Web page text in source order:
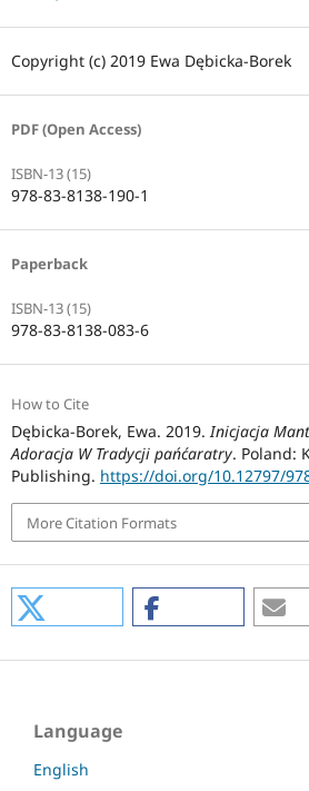
Copyright (c) 2019 Ewa Dębicka-Borek
PDF (Open Access)
ISBN-13 (15)
978-83-8138-190-1
Paperback
ISBN-13 (15)
978-83-8138-083-6
How to Cite
Dębicka-Borek, Ewa. 2019.Inicjacja
Adoracja W Tradycji pańćaratry. Poland:
Publishing. https://doi.org/10.12797/
More Citation Formats
Language
English